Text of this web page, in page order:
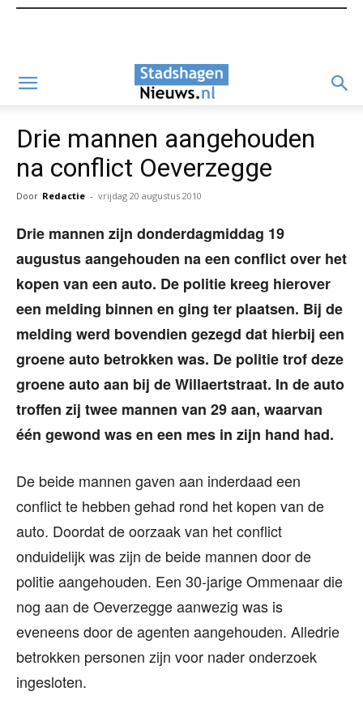
Drie mannen aangehouden
na conflict Oeverzegge
Door Redactie - vrijdag 20 augustus 2010
Drie mannen zijn donderdagmiddag 19
augustus aangehouden na een conflict over het
kopen van een auto. De politie kreeg hierover
een melding binnen en ging ter plaatsen. Bij de
melding werd bovendien gezegd dat hierbij een
groene auto betrokken was. De politie trof deze
groene auto aan bij de Willaertstraat. In de auto
troffen zij twee mannen van 29 aan, waarvan
één gewond was en een mes in zijn hand had.
De beide mannen gaven aan inderdaad een
conflict te hebben gehad rond het kopen van de
auto. Doordat de oorzaak van het conflict
onduidelijk was zijn de beide mannen door de
politie aangehouden. Een 30-jarige Ommenaar die
nog aan de Oeverzegge aanwezig was is
eveneens door de agenten aangehouden. Alledrie
betrokken personen zijn voor nader onderzoek
ingesloten.